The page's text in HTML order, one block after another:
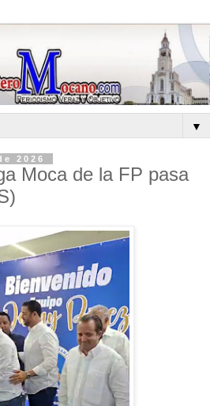
▼
2026
Moca de la FP pasa